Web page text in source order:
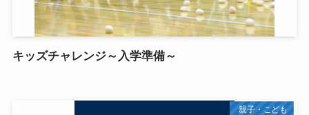
キッズチャレンジ～入学準備～
親子・こども